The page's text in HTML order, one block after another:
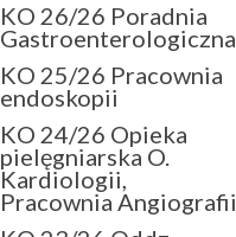
KO 26/26 Poradnia
Gastroenterologiczna
KO 25/26 Pracownia
endoskopii
KO 24/26 Opieka
pielęgniarska O.
Kardiologii,
Pracownia Angiografii